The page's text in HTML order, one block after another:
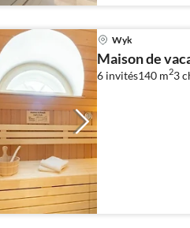
Wyk
Maison de
6 invités140 m23